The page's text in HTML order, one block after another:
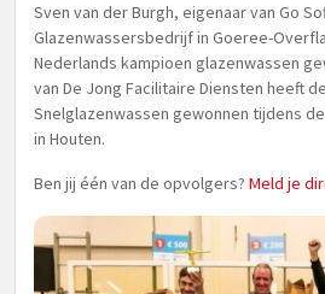
Sven van der Burgh, eigenaar van Go
Glazenwassersbedrijf in Goeree-
Nederlands kampioen glazenwassen
van De Jong Facilitaire Diensten heeft
Snelglazenwassen gewonnen tijdens de
in Houten.
Ben jij één van de opvolgers? Meld je